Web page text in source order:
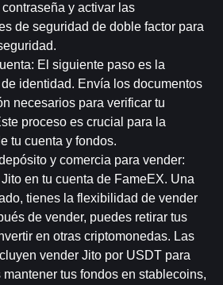
y activar las
de seguridad de doble factor para
: El siguiente paso es la
identidad. Envía los documentos
necesarios para verificar tu
proceso es crucial para la
tu cuenta y fondos.
y comercia para vender:
en tu cuenta de FameEX. Una
tienes la flexibilidad de vender
de vender, puedes retirar tus
en otras criptomonedas. Las
vender Jito por USDT para
tus fondos en stablecoins,